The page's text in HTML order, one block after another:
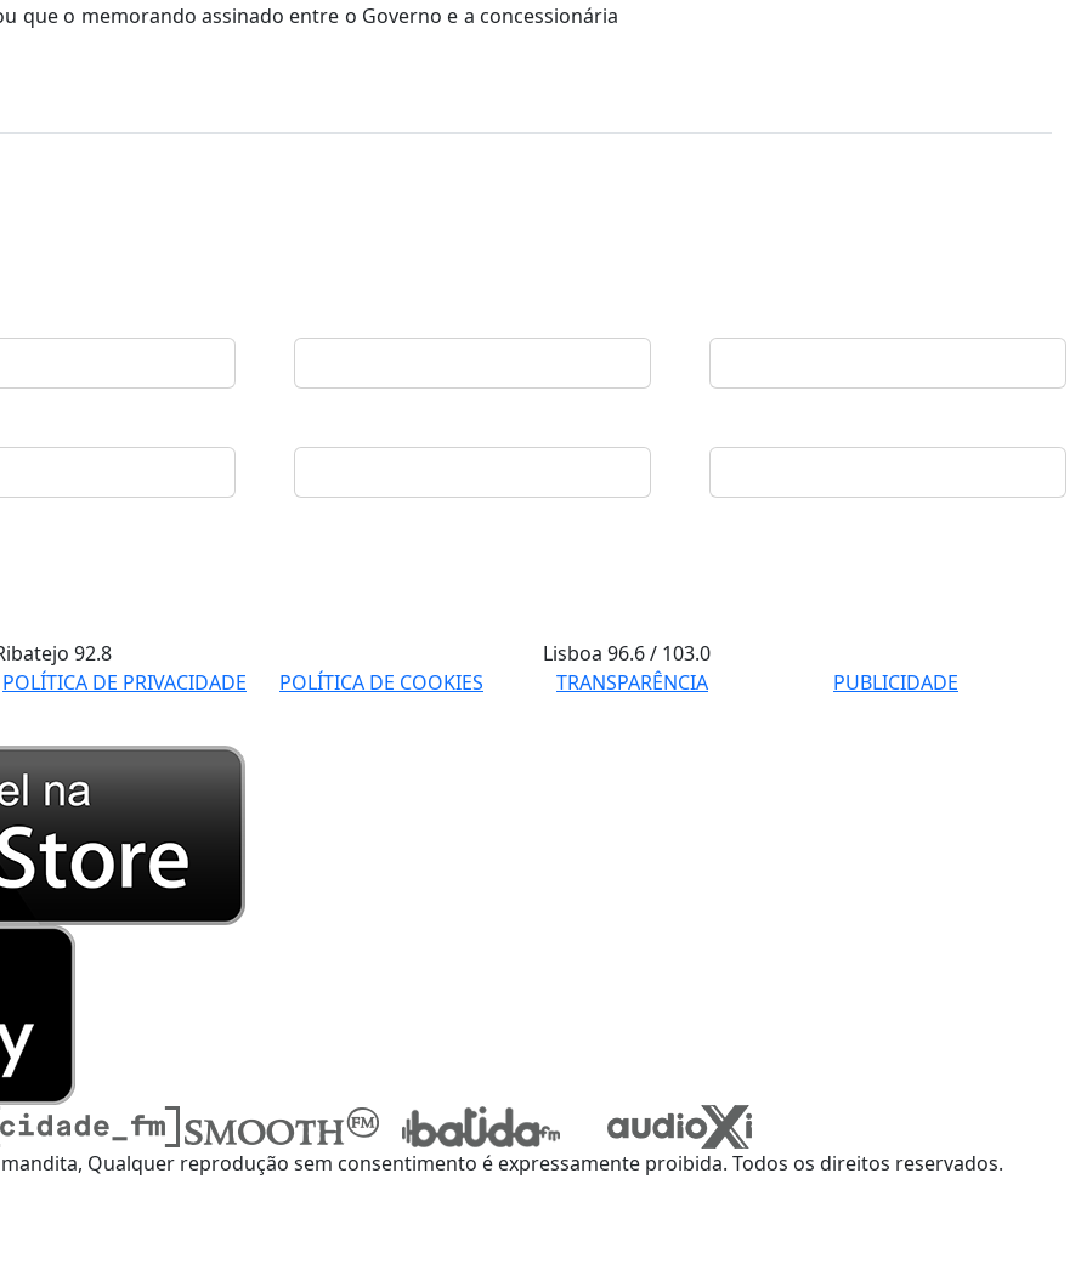
que o memorando assinado entre o Governo e a concessionária
92.8 Lisboa96.6 / 103.0
POLÍTICA DE PRIVACIDADE POLÍTICA DE COOKIES TRANSPARÊNCIA
PUBLICIDADE
Qualquer reprodução sem consentimento é expressamente proibida. Todos os direitos reservados.